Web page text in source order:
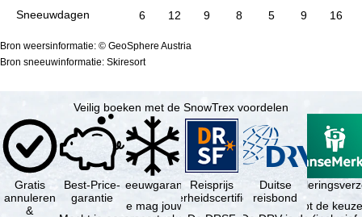
Sneeuwdagen 6 12 9 8 5 9 16
Bron weersinformatie: © GeoSphere Austria
Bron sneeuwinformatie: Skiresort
Veilig boeken met de SnowTrex voordelen
Gratis
annuleren
&
Best-Price-
garantie
Sneeuwgarantie
Je mag jouw
Reisprijs
zekerheidscertificaat
Duitse
reisbond
Je hebt de